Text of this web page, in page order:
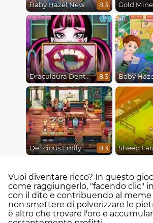
Baby Hazel Newborn Vaccination 8.3 Gold
Draculaura Dentist 8.3
Delicious Emily New Beginning 8.3 Sheep
Vuoi diventare ricco? In questo
come raggiungerlo, "facendo clic"
con il dito e contribuendo al
non smettere di polverizzare le
è altro che trovare l'oro e